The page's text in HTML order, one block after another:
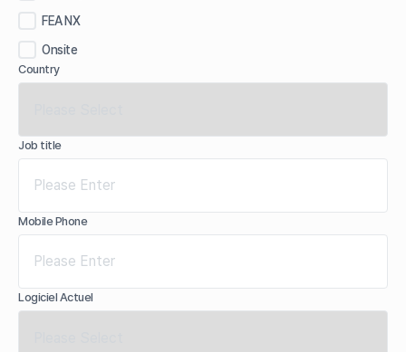
FEA NX
Onsite
Country
Job title
Mobile Phone
Logiciel Actuel